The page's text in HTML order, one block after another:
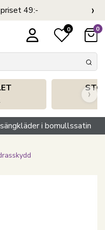
49:- ›
0 0
›
i bomullssatin